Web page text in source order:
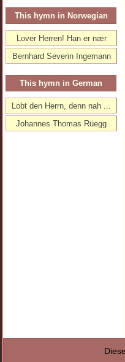
This hymn in Norwegian
Lover Herren! Han er nær
Bernhard Severin Ingemann
This hymn in German
Lobt den Herrn, denn nah ...
Johannes Thomas Rüegg